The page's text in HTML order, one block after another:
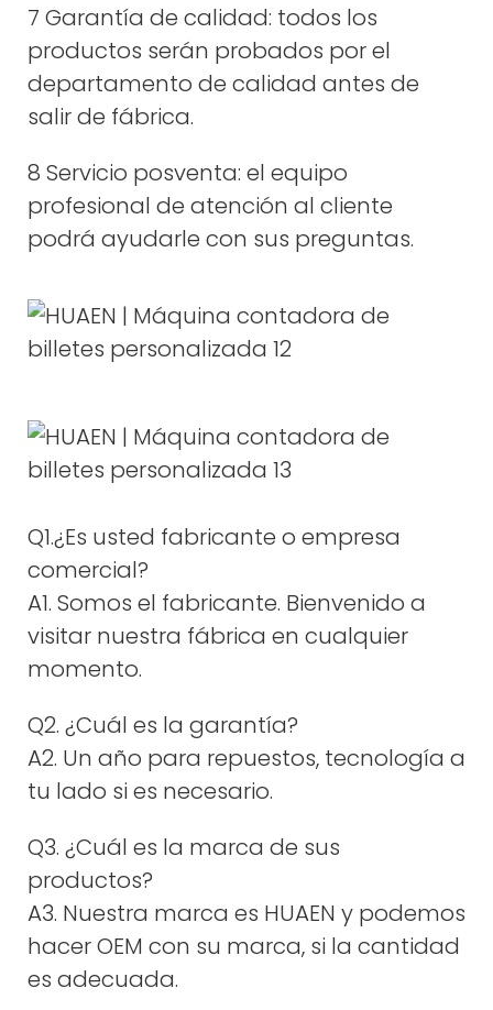
7 Garantía de calidad: todos los
productos serán probados por el
departamento de calidad antes de
salir de fábrica.
8 Servicio posventa: el equipo
profesional de atención al cliente
podrá ayudarle con sus preguntas.
Q1.¿Es usted fabricante o empresa
comercial?
A1. Somos el fabricante. Bienvenido a
visitar nuestra fábrica en cualquier
momento.
Q2. ¿Cuál es la garantía?
A2. Un año para repuestos, tecnología a
tu lado si es necesario.
Q3. ¿Cuál es la marca de sus
productos?
A3. Nuestra marca es HUAEN y podemos
hacer OEM con su marca, si la cantidad
es adecuada.